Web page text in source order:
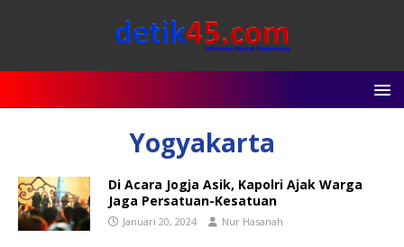
Yogyakarta
Di Acara Jogja Asik, Kapolri Ajak Warga
Jaga Persatuan-Kesatuan
Januari 20, 2024 Nur Hasanah